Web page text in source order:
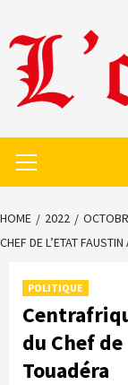
to
content
Menu
HOME 2022
CHEF DE L’ETAT
POLITIQUE
du Chef
Touadéra